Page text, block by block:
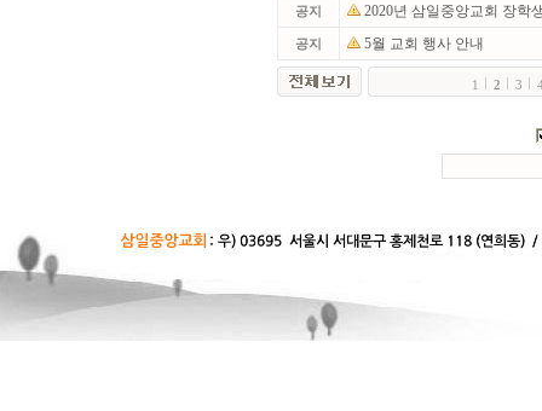
공지 2020년 삼일중앙교회 장학
공지 5월 교회 행사 안내
1 2 3